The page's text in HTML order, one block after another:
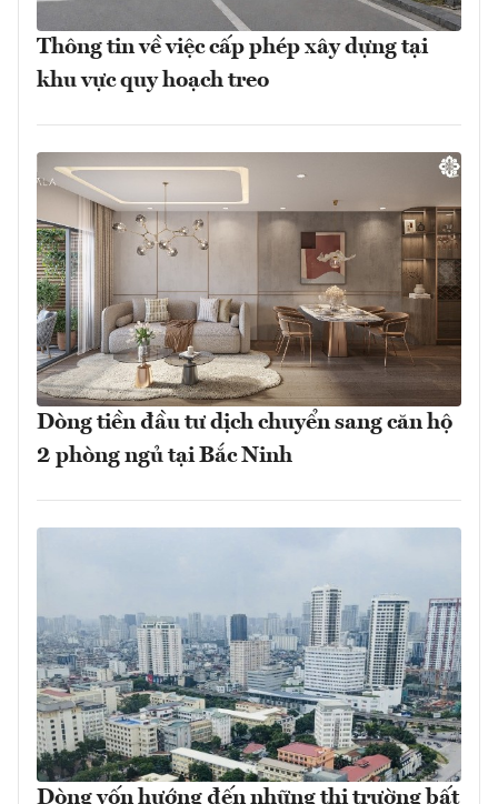
Thông tin về việc cấp phép xây dựng tại
khu vực quy hoạch treo
Dòng tiền đầu tư dịch chuyển sang căn hộ
2 phòng ngủ tại Bắc Ninh
Dòng vốn hướng đến những thị trường bất